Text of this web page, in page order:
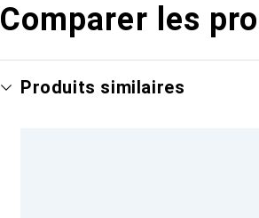
Comparer les
Produits similaires